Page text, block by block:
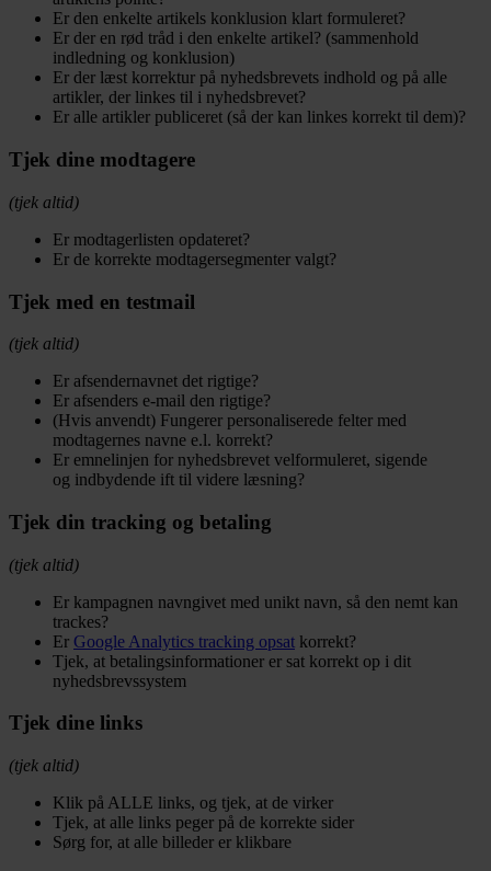
Er den enkelte artikels konklusion klart formuleret?
Er der en rød tråd i den enkelte artikel? (sammenhold
indledning og konklusion)
Er der læst korrektur på nyhedsbrevets indhold og på alle
artikler, der linkes til i nyhedsbrevet?
Er alle artikler publiceret (så der kan linkes korrekt til dem)?
Tjek dine modtagere
(tjek altid)
Er modtagerlisten opdateret?
Er de korrekte modtagersegmenter valgt?
Tjek med en testmail
(tjek altid)
Er afsendernavnet det rigtige?
Er afsenders e-mail den rigtige?
(Hvis anvendt) Fungerer personaliserede felter med
modtagernes navne e.l. korrekt?
Er emnelinjen for nyhedsbrevet velformuleret, sigende
og indbydende ift til videre læsning?
Tjek din tracking og betaling
(tjek altid)
Er kampagnen navngivet med unikt navn, så den nemt kan
trackes?
Er Google Analytics tracking opsat korrekt?
Tjek, at betalingsinformationer er sat korrekt op i dit
nyhedsbrevssystem
Tjek dine links
(tjek altid)
Klik på ALLE links, og tjek, at de virker
Tjek, at alle links peger på de korrekte sider
Sørg for, at alle billeder er klikbare